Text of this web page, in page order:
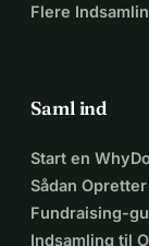
Flere
Saml ind
Start en
Sådan
Fundraising-
Indsamling til